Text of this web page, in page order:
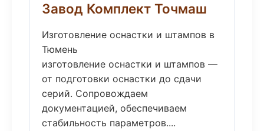
Завод Комплект Точмаш
Изготовление оснастки и штампов в
Тюмень
изготовление оснастки и штампов —
от подготовки оснастки до сдачи
серий. Сопровождаем
документацией, обеспечиваем
стабильность параметров....